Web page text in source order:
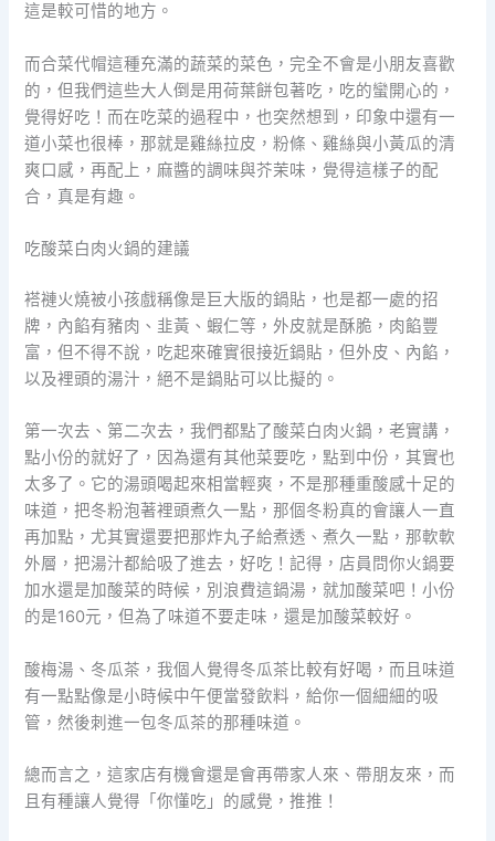
這是較可惜的地方。
而合菜代帽這種充滿的蔬菜的菜色，完全不會是小朋友喜歡
的，但我們這些大人倒是用荷葉餅包著吃，吃的蠻開心的，
覺得好吃！而在吃菜的過程中，也突然想到，印象中還有一
道小菜也很棒，那就是雞絲拉皮，粉條、雞絲與小黃瓜的清
爽口感，再配上，麻醬的調味與芥茉味，覺得這樣子的配
合，真是有趣。
吃酸菜白肉火鍋的建議
褡褳火燒被小孩戲稱像是巨大版的鍋貼，也是都一處的招
牌，內餡有豬肉、韭黃、蝦仁等，外皮就是酥脆，肉餡豐
富，但不得不說，吃起來確實很接近鍋貼，但外皮、內餡，
以及裡頭的湯汁，絕不是鍋貼可以比擬的。
第一次去、第二次去，我們都點了酸菜白肉火鍋，老實講，
點小份的就好了，因為還有其他菜要吃，點到中份，其實也
太多了。它的湯頭喝起來相當輕爽，不是那種重酸感十足的
味道，把冬粉泡著裡頭煮久一點，那個冬粉真的會讓人一直
再加點，尤其實還要把那炸丸子給煮透、煮久一點，那軟軟
外層，把湯汁都給吸了進去，好吃！記得，店員問你火鍋要
加水還是加酸菜的時候，別浪費這鍋湯，就加酸菜吧！小份
的是160元，但為了味道不要走味，還是加酸菜較好。
酸梅湯、冬瓜茶，我個人覺得冬瓜茶比較有好喝，而且味道
有一點點像是小時候中午便當發飲料，給你一個細細的吸
管，然後刺進一包冬瓜茶的那種味道。
總而言之，這家店有機會還是會再帶家人來、帶朋友來，而
且有種讓人覺得「你懂吃」的感覺，推推！